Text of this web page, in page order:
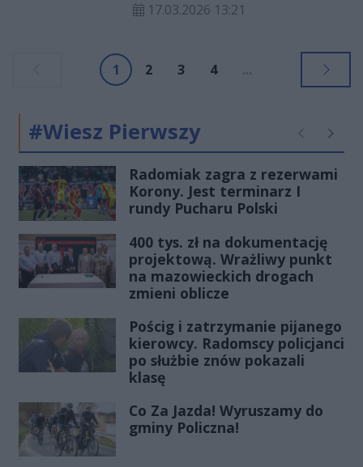
Świętej Trójcy. Odbędzie on się w
17.03.2026 13:21
1 2 3 4 ...
#Wiesz Pierwszy Poprzednie
Radomiak zagra z rezerwami
Korony. Jest terminarz I
rundy Pucharu Polski
400 tys. zł na dokumentację
projektową. Wrażliwy punkt
na mazowieckich drogach
zmieni oblicze
Pościg i zatrzymanie pijanego
kierowcy. Radomscy policjanci
po służbie znów pokazali
klasę
Co Za Jazda! Wyruszamy do
gminy Policzna!